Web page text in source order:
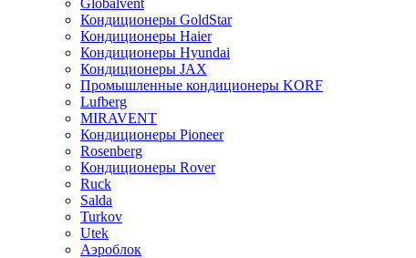
Globalvent
Кондиционеры GoldStar
Кондиционеры Haier
Кондиционеры Hyundai
Кондиционеры JAX
Промышленные кондиционеры KORF
Lufberg
MIRAVENT
Кондиционеры Pioneer
Rosenberg
Кондиционеры Rover
Ruck
Salda
Turkov
Utek
Аэроблок